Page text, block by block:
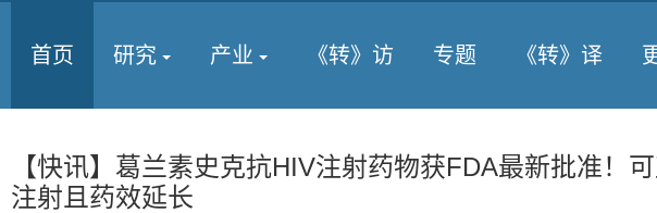
首页 研究 产业 《转》访 专题 《转》译
【快讯】葛兰素史克抗HIV注射药物获FDA最新批准！
注射且药效延长